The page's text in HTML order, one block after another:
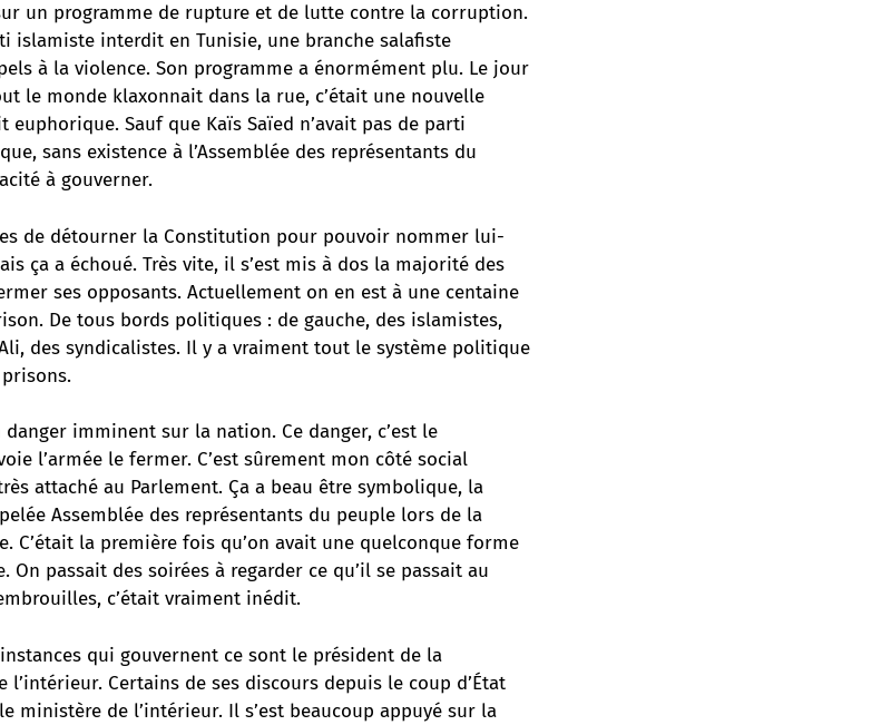
un programme de rupture et de lutte contre la corruption.
islamiste interdit en Tunisie, une branche salafiste
à la violence. Son programme a énormément plu. Le jour
le monde klaxonnait dans la rue, c’était une nouvelle
euphorique. Sauf que Kaïs Saïed n’avait pas de parti
sans existence à l’Assemblée des représentants du
à gouverner.
de détourner la Constitution pour pouvoir nommer lui-
ça a échoué. Très vite, il s’est mis à dos la majorité des
ses opposants. Actuellement on en est à une centaine
De tous bords politiques : de gauche, des islamistes,
des syndicalistes. Il y a vraiment tout le système politique
danger imminent sur la nation. Ce danger, c’est le
l’armée le fermer. C’est sûrement mon côté social
attaché au Parlement. Ça a beau être symbolique, la
Assemblée des représentants du peuple lors de la
C’était la première fois qu’on avait une quelconque forme
passait des soirées à regarder ce qu’il se passait au
c’était vraiment inédit.
qui gouvernent ce sont le président de la
Certains de ses discours depuis le coup d’État
ministère de l’intérieur. Il s’est beaucoup appuyé sur la